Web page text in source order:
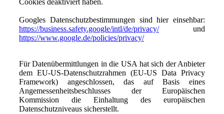
Cookies deaktiviert haben.
Googles Datenschutzbestimmungen sind hier einsehbar:
https://business.safety.google/intl/de/privacy/und
https://www.google.de/policies/privacy/
Für Datenübermittlungen in die USA hat sich der Anbieter
dem EU-US-Datenschutzrahmen (EU-US Data Privacy
Framework) angeschlossen, das auf Basis eines
Angemessenheitsbeschlusses der Europäischen
Kommission die Einhaltung des europäischen
Datenschutzniveaus sicherstellt.